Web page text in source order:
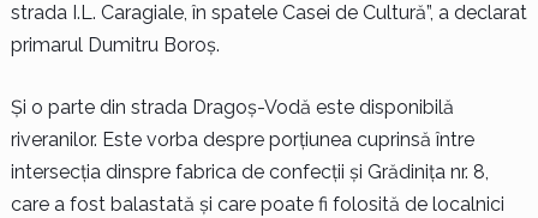
strada I.L. Caragiale, în spatele Casei de Cultură”, a declarat
primarul Dumitru Boroș.
Și o parte din strada Dragoș-Vodă este disponibilă
riveranilor. Este vorba despre porțiunea cuprinsă între
intersecția dinspre fabrica de confecții și Grădinița nr. 8,
care a fost balastată și care poate fi folosită de localnici